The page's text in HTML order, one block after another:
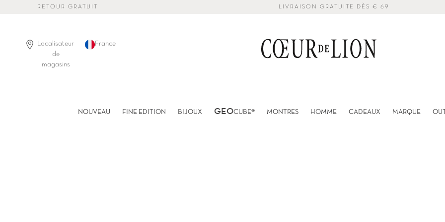
RETOUR GRATUIT LIVRAISON GRATUITE DÈS € 69
Localisateur
de
magasins
France
NOUVEAU FINE EDITION BIJOUX GEOCUBE® MONTRES HOMME CADEAUX MARQUE